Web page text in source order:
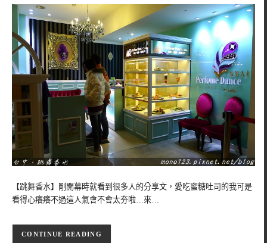
【跳舞香水】剛開幕時就看到很多人的分享文，愛吃蜜糖吐司的我可是
看得心癢癢不過這人氣會不會太夯啦…來…
CONTINUE READING